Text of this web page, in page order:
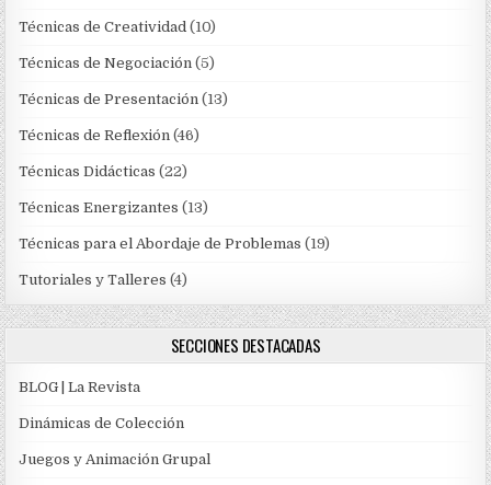
Técnicas de Creatividad (10)
Técnicas de Negociación (5)
Técnicas de Presentación (13)
Técnicas de Reflexión (46)
Técnicas Didácticas (22)
Técnicas Energizantes (13)
Técnicas para el Abordaje de Problemas (19)
Tutoriales y Talleres (4)
SECCIONES DESTACADAS
BLOG | La Revista
Dinámicas de Colección
Juegos y Animación Grupal